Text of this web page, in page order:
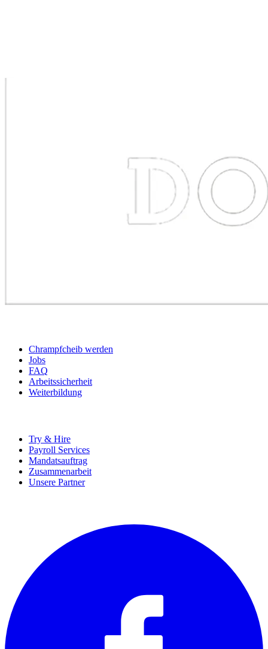
Chrampfcheib werden
Jobs
FAQ
Arbeitssicherheit
Weiterbildung
Try & Hire
Payroll Services
Mandatsauftrag
Zusammenarbeit
Unsere Partner